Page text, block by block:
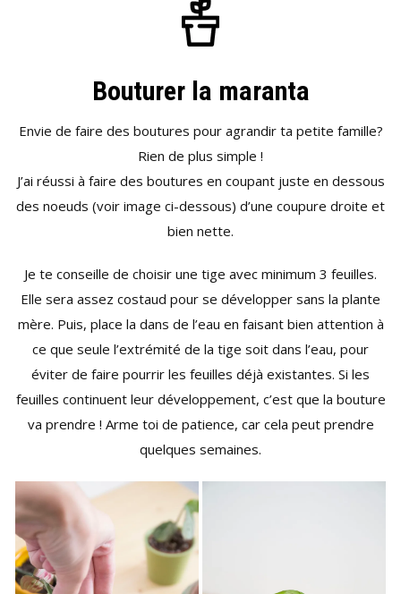
Bouturer la maranta
Envie de faire des boutures pour agrandir ta petite famille?
Rien de plus simple !
J’ai réussi à faire des boutures en coupant juste en dessous
des noeuds (voir image ci-dessous) d’une coupure droite et
bien nette.
Je te conseille de choisir une tige avec minimum 3 feuilles.
Elle sera assez costaud pour se développer sans la plante
mère. Puis, place la dans de l’eau en faisant bien attention à
ce que seule l’extrémité de la tige soit dans l’eau, pour
éviter de faire pourrir les feuilles déjà existantes. Si les
feuilles continuent leur développement, c’est que la bouture
va prendre ! Arme toi de patience, car cela peut prendre
quelques semaines.